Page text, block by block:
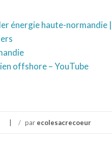
énergie haute-
offshore – YouTube
/ par ecolesacrecoeur